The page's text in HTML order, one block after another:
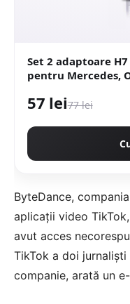
Set 2 adaptoare H7
pentru Mercedes,
57 lei77 lei
ByteDance,
aplicații video
avut acces
TikTok a doi
companie, arată un